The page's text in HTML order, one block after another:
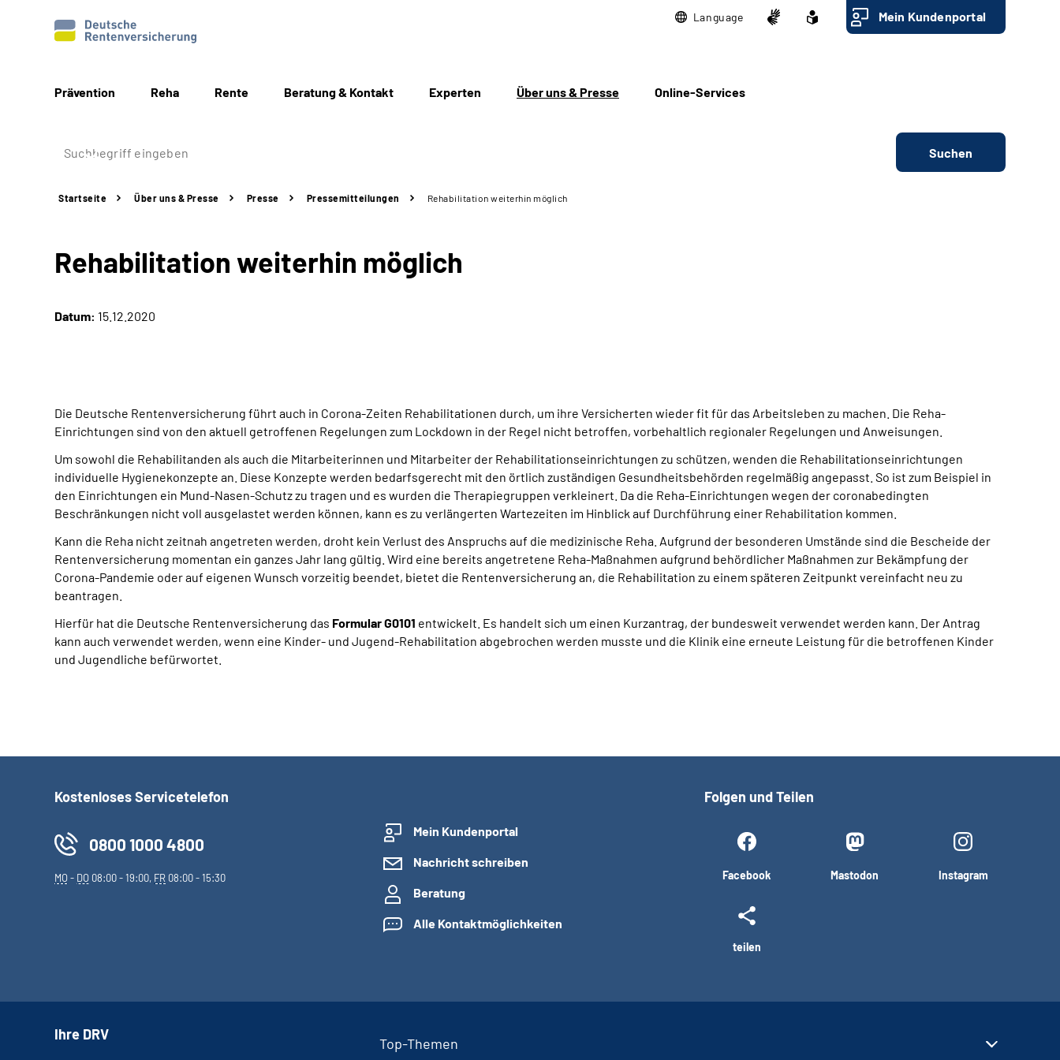
Language Mein Kundenportal
Prävention Reha Rente Beratung & Kontakt Experten Über uns & Presse Online-Services
Suchen
Startseite Über uns & Presse Presse Pressemitteilungen Rehabilitation weiterhin möglich
Rehabilitation weiterhin möglich
Datum: 15.12.2020
Die Deutsche Rentenversicherung führt auch in Corona-Zeiten Rehabilitationen durch, um ihre Versicherten wieder fit für das Arbeitsleben zu machen. Die Reha-
Einrichtungen sind von den aktuell getroffenen Regelungen zum Lockdown in der Regel nicht betroffen, vorbehaltlich regionaler Regelungen und Anweisungen.
Um sowohl die Rehabilitanden als auch die Mitarbeiterinnen und Mitarbeiter der Rehabilitationseinrichtungen zu schützen, wenden die Rehabilitationseinrichtungen
individuelle Hygienekonzepte an. Diese Konzepte werden bedarfsgerecht mit den örtlich zuständigen Gesundheitsbehörden regelmäßig angepasst. So ist zum Beispiel in
den Einrichtungen ein Mund-Nasen-Schutz zu tragen und es wurden die Therapiegruppen verkleinert. Da die Reha-Einrichtungen wegen der coronabedingten
Beschränkungen nicht voll ausgelastet werden können, kann es zu verlängerten Wartezeiten im Hinblick auf Durchführung einer Rehabilitation kommen.
Kann die Reha nicht zeitnah angetreten werden, droht kein Verlust des Anspruchs auf die medizinische Reha. Aufgrund der besonderen Umstände sind die Bescheide der
Rentenversicherung momentan ein ganzes Jahr lang gültig. Wird eine bereits angetretene Reha-Maßnahmen aufgrund behördlicher Maßnahmen zur Bekämpfung der
Corona-Pandemie oder auf eigenen Wunsch vorzeitig beendet, bietet die Rentenversicherung an, die Rehabilitation zu einem späteren Zeitpunkt vereinfacht neu zu
beantragen.
Hierfür hat die Deutsche Rentenversicherung das Formular G0101 entwickelt. Es handelt sich um einen Kurzantrag, der bundesweit verwendet werden kann. Der Antrag
kann auch verwendet werden, wenn eine Kinder- und Jugend-Rehabilitation abgebrochen werden musste und die Klinik eine erneute Leistung für die betroffenen Kinder
und Jugendliche befürwortet.
Kostenloses Servicetelefon
0800 1000 4800
MO- DO 08:00 - 19:00, FR 08:00 - 15:30
Mein Kundenportal
Nachricht schreiben
Beratung
Alle Kontaktmöglichkeiten
Folgen und Teilen
Facebook Mastodon Instagram
teilen
Top-Themen
Ihre DRV